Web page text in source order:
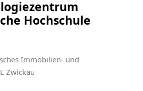
Hochschule
Immobilien- und
Zwickau